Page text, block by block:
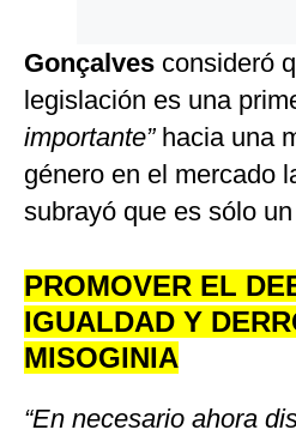
Gonçalves consideró
legislación es una
importante”hacia una
género en el mercado
subrayó que es sólo
PROMOVER EL
IGUALDAD Y
MISOGINIA
“En necesario ahora